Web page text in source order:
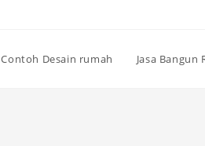
Contoh Desain rumah Jasa Bangun